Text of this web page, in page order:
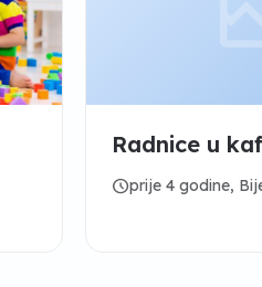
Radnice u
scheduleprije 4 godine,